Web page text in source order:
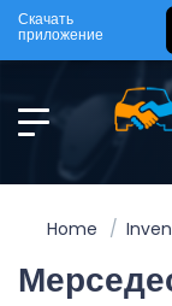
Скачать
приложение
Home